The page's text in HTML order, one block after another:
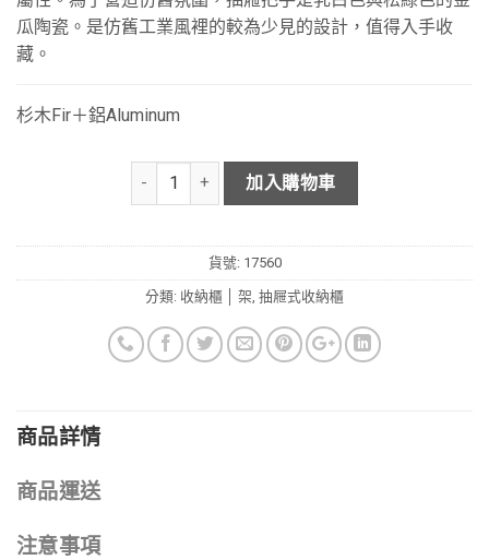
瓜陶瓷。是仿舊工業風裡的較為少見的設計，值得入手收
藏。
杉木Fir＋鋁Aluminum
加入購物車
貨號: 17560
分類: 收納櫃 │ 架 抽屜式收納櫃
商品詳情
商品運送
注意事項